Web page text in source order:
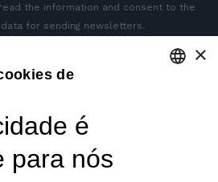
the information and consent to the
for sending newsletters.
×
de
é
para nós